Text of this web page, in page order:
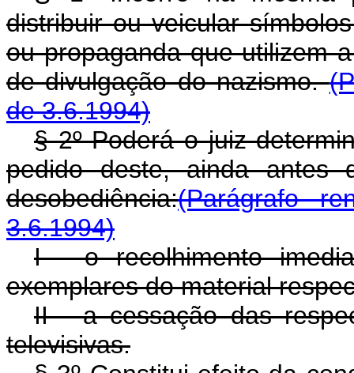
distribuir ou veicular
ou propaganda que utilizem
de divulgação do nazismo.
de 3.6.1994)
§ 2º Poderá o juiz
pedido deste, ainda antes
desobediência:(Parágrafo
3.6.1994)
I - o recolhimento
exemplares do material
II - a cessação das
televisivas.